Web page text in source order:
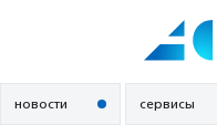
новости сервисы